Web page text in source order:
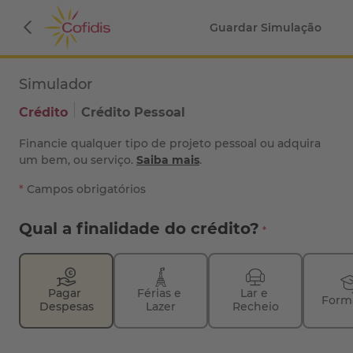
Guardar Simulação
Simulador
Crédito Crédito Pessoal
Financie qualquer tipo de projeto pessoal ou adquira
um bem, ou serviço. Saiba mais.
* Campos obrigatórios
Qual a finalidade do crédito?
Pagar
Despesas
Férias e
Lazer
Lar e
Recheio